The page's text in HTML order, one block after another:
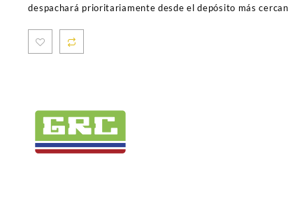
despachará prioritariamente desde el depósito más